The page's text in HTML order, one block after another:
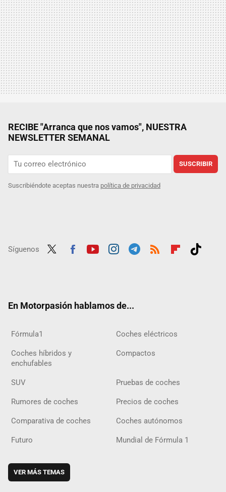
RECIBE "Arranca que nos vamos", NUESTRA
NEWSLETTER SEMANAL
SUSCRIBIR
Suscribiéndote aceptas nuestra política de privacidad
Síguenos
En Motorpasión hablamos de...
Fórmula1 Coches eléctricos
Coches híbridos y
enchufables
Compactos
SUV Pruebas de coches
Rumores de coches Precios de coches
Comparativa de coches Coches autónomos
Futuro Mundial de Fórmula 1
VER MÁS TEMAS